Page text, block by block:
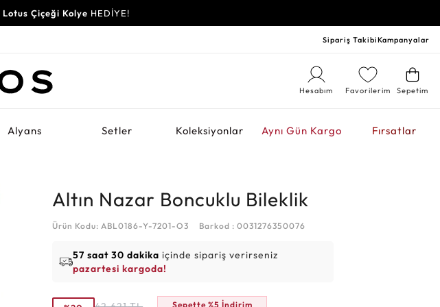
Lotus Çiçeği Kolye HEDİYE!
Sipariş TakibiKampanyalar
Sepetim
Favorilerim
Hesabım
Alyans Setler Koleksiyonlar Aynı Gün Kargo Fırsatlar
Altın Nazar Boncuklu Bileklik
Ürün Kodu: ABL0186-Y-7201-O3 Barkod : 0031276350076
57 saat 30 dakika içinde sipariş verirseniz
pazartesi kargoda!
Sepette %5 İndirim